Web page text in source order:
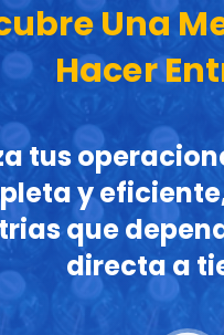
Una
Hacer
tus
y
que
directa a